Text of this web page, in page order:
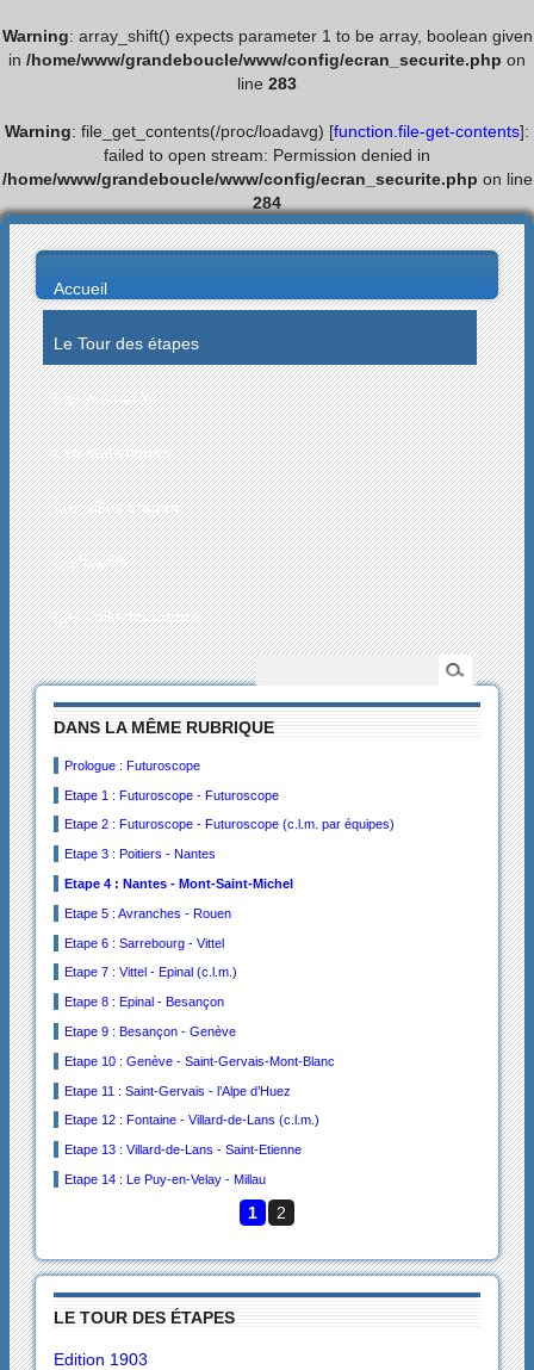
Warning: array_shift() expects parameter 1 to be array, boolean given
in /home/www/grandeboucle/www/config/ecran_securite.php on
line 283
Warning: file_get_contents(/proc/loadavg) [function.file-get-contents]:
failed to open stream: Permission denied in
/home/www/grandeboucle/www/config/ecran_securite.php on line
284
Accueil
Le Tour des étapes
Les palmarès
Les statistiques
Les villes étapes
L’actualité
Les collectionneurs
DANS LA MÊME RUBRIQUE
Prologue : Futuroscope
Etape 1 : Futuroscope - Futuroscope
Etape 2 : Futuroscope - Futuroscope (c.l.m. par équipes)
Etape 3 : Poitiers - Nantes
Etape 4 : Nantes - Mont-Saint-Michel
Etape 5 : Avranches - Rouen
Etape 6 : Sarrebourg - Vittel
Etape 7 : Vittel - Epinal (c.l.m.)
Etape 8 : Epinal - Besançon
Etape 9 : Besançon - Genève
Etape 10 : Genève - Saint-Gervais-Mont-Blanc
Etape 11 : Saint-Gervais - l’Alpe d’Huez
Etape 12 : Fontaine - Villard-de-Lans (c.l.m.)
Etape 13 : Villard-de-Lans - Saint-Etienne
Etape 14 : Le Puy-en-Velay - Millau
1 2
LE TOUR DES ÉTAPES
Edition 1903